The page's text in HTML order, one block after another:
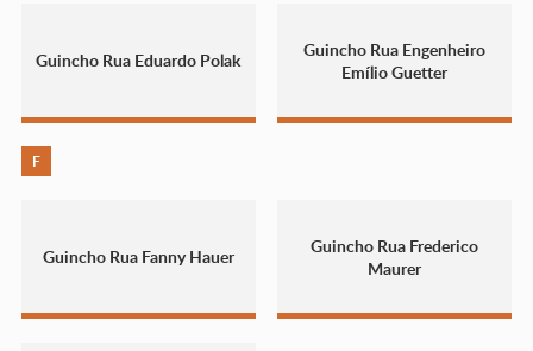
Guincho Rua Eduardo Polak
Guincho Rua Engenheiro
Emílio Guetter
F
Guincho Rua Fanny Hauer
Guincho Rua Frederico
Maurer